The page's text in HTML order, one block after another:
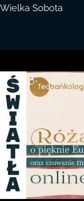
Wielka Sobota